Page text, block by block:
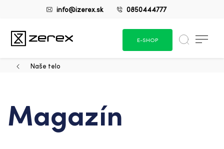
info@izerex.sk 0850444777
E-SHOP
Naše telo
Magazín